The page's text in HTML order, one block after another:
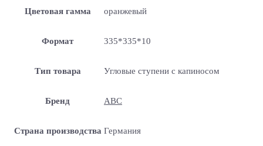
Цветовая гамма оранжевый
Формат 335*335*10
Тип товара Угловые ступени с капиносом
Бренд ABC
Страна производства Германия